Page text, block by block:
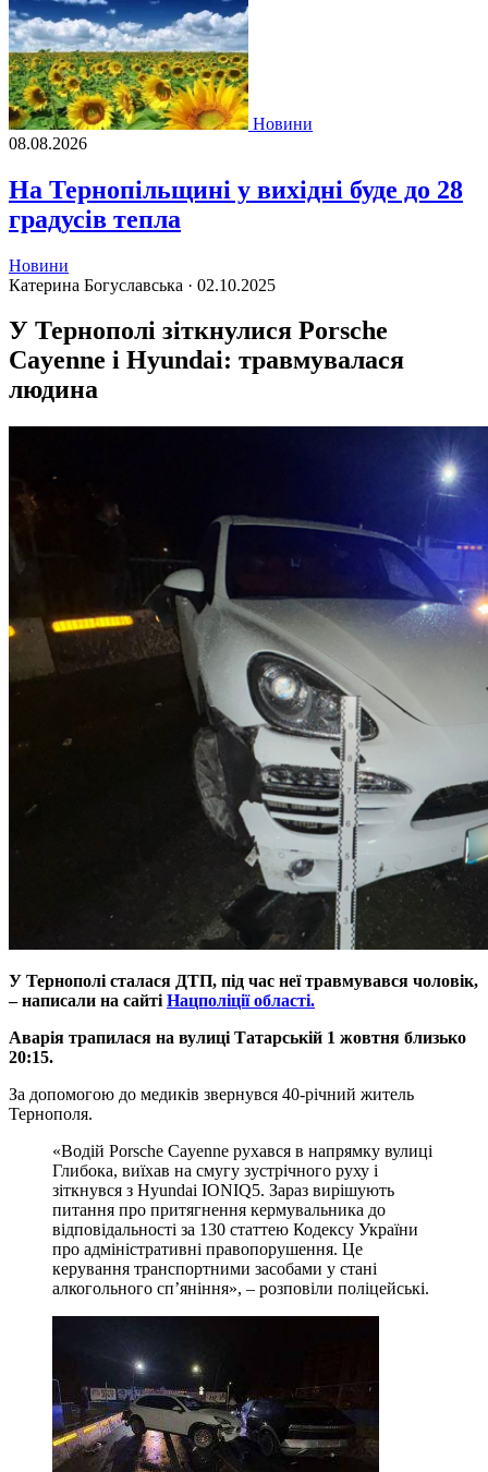
Новини
08.08.2026
На Тернопільщині у вихідні буде до 28
градусів тепла
Новини
Катерина Богуславська · 02.10.2025
У Тернополі зіткнулися Porsche
Cayenne і Hyundai: травмувалася
людина
У Тернополі сталася ДТП, під час неї травмувався чоловік,
– написали на сайті Нацполіції області.
Аварія трапилася на вулиці Татарській 1 жовтня близько
20:15.
За допомогою до медиків звернувся 40-річний житель
Тернополя.
«Водій Porsche Cayenne рухався в напрямку вулиці
Глибока, виїхав на смугу зустрічного руху і
зіткнувся з Hyundai IONIQ5. Зараз вирішують
питання про притягнення кермувальника до
відповідальності за 130 статтею Кодексу України
про адміністративні правопорушення. Це
керування транспортними засобами у стані
алкогольного сп’яніння», – розповіли поліцейські.